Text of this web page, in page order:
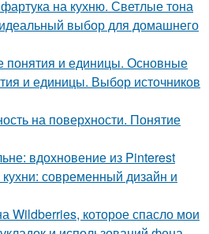
на кухню. Светлые тона
выбор для домашнего
понятия и единицы. Основные
и единицы. Выбор источников
на поверхности. Понятие
вдохновение из Pinterest
современный дизайн и
Wildberries, которое спасло мои